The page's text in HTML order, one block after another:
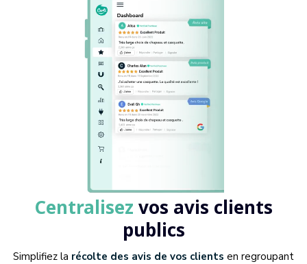
Centralisez vos avis clients
publics
Simplifiez la récolte des avis de vos clients en regroupant